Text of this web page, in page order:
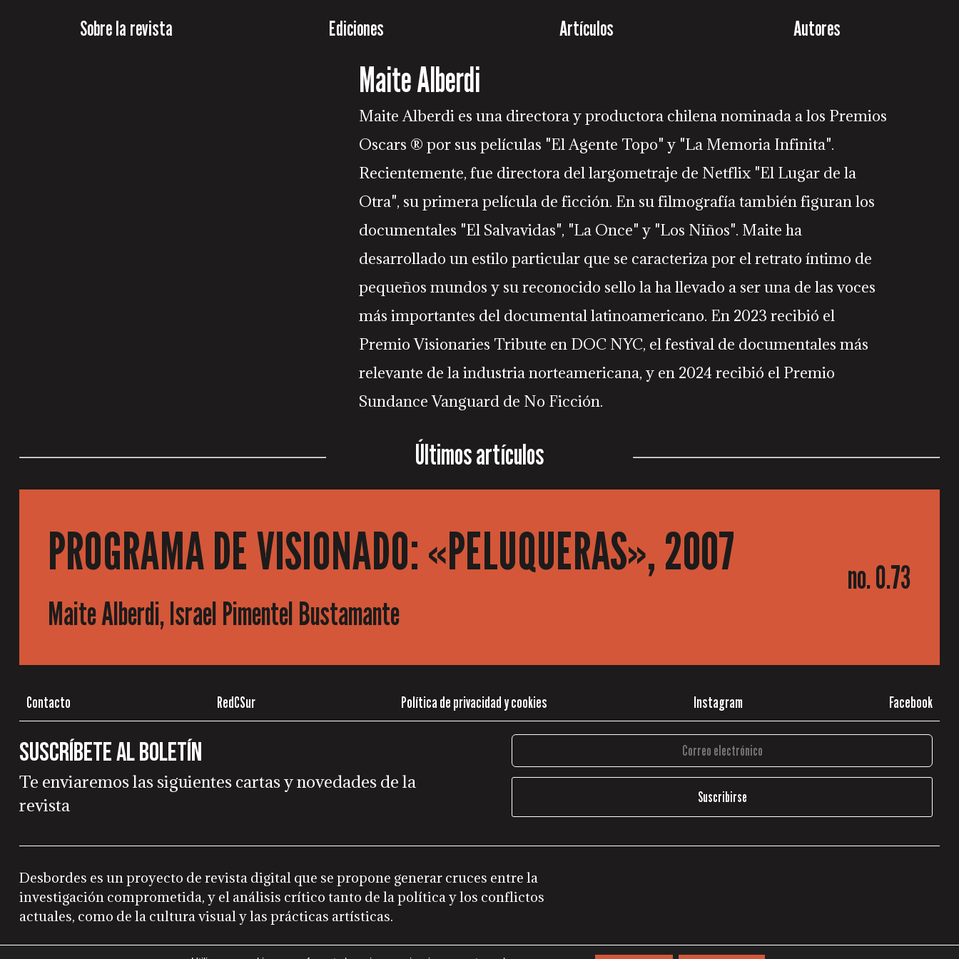
Sobre la revista Ediciones Artículos Autores
Maite Alberdi
Maite Alberdi es una directora y productora chilena nominada a los Premios
Oscars ® por sus películas "El Agente Topo" y "La Memoria Infinita".
Recientemente, fue directora del largometraje de Netflix "El Lugar de la
Otra", su primera película de ficción. En su filmografía también figuran los
documentales "El Salvavidas", "La Once" y "Los Niños". Maite ha
desarrollado un estilo particular que se caracteriza por el retrato íntimo de
pequeños mundos y su reconocido sello la ha llevado a ser una de las voces
más importantes del documental latinoamericano. En 2023 recibió el
Premio Visionaries Tribute en DOC NYC, el festival de documentales más
relevante de la industria norteamericana, y en 2024 recibió el Premio
Sundance Vanguard de No Ficción.
Últimos artículos
PROGRAMA DE VISIONADO: «PELUQUERAS», 2007
Maite Alberdi, Israel Pimentel Bustamante
no. 0.73
Contacto RedCSur Política de privacidad y cookies Instagram Facebook
Suscríbete al boletín
Te enviaremos las siguientes cartas y novedades de la
revista
Desbordes es un proyecto de revista digital que se propone generar cruces entre la
investigación comprometida, y el análisis crítico tanto de la política y los conflictos
actuales, como de la cultura visual y las prácticas artísticas.